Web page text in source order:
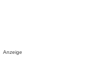
Anzeige